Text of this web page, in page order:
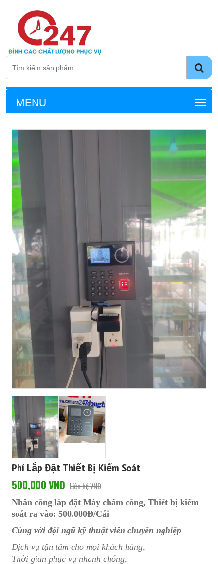
Phí Lắp Đặt Thiết Bị Kiểm Soát
500,000 VNĐ Liên hệ VNĐ
Nhân công lắp đặt Máy chấm công, Thiết bị kiểm
soát ra vào: 500.000Đ/Cái
Cùng với đội ngũ kỹ thuật viên chuyên nghiệp
Dịch vụ tận tâm cho mọi khách hàng,
Thời gian phục vụ nhanh chóng,